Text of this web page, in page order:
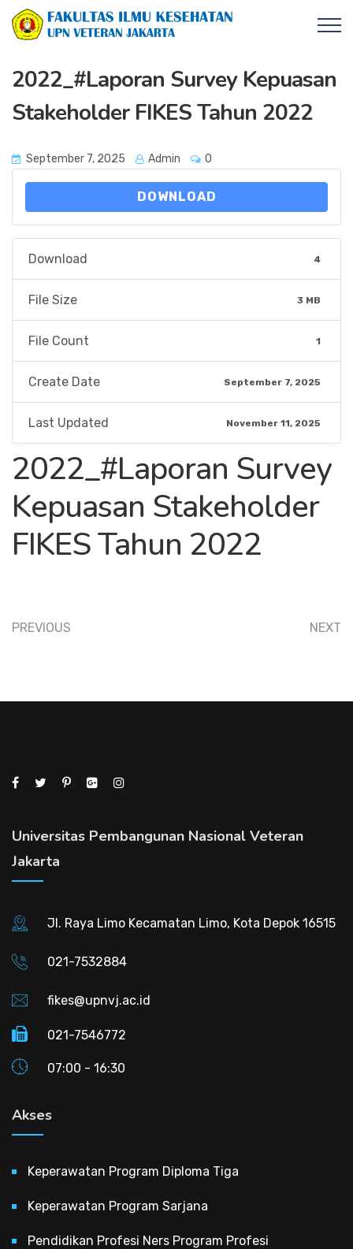
2022_#Laporan Survey Kepuasan
Stakeholder FIKES Tahun 2022
September 7, 2025 Admin 0
DOWNLOAD
Download 4
File Size 3 MB
File Count 1
Create Date September 7, 2025
Last Updated November 11, 2025
2022_#Laporan Survey
Kepuasan Stakeholder
FIKES Tahun 2022
PREVIOUS NEXT
Universitas Pembangunan Nasional Veteran
Jakarta
Jl. Raya Limo Kecamatan Limo, Kota Depok 16515
021-7532884
fikes@upnvj.ac.id
021-7546772
07:00 - 16:30
Akses
Keperawatan Program Diploma Tiga
Keperawatan Program Sarjana
Pendidikan Profesi Ners Program Profesi